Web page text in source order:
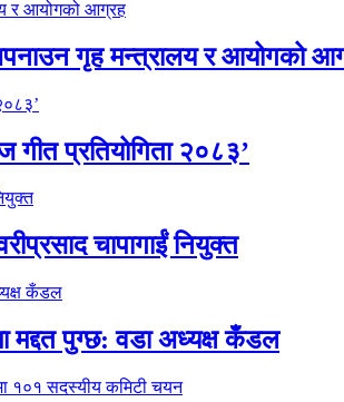
गृह मन्त्रालय र आयोगको
प्रतियोगिता २०८३’
चापागाईं नियुक्त
मद्दत पुग्छ: वडा अध्यक्ष कँडल